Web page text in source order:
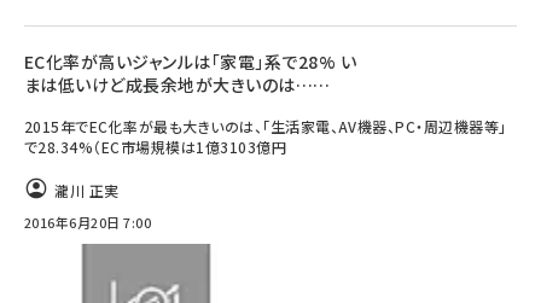
EC化率が高いジャンルは「家電」系で28% い
まは低いけど成長余地が大きいのは……
2015年でEC化率が最も大きいのは、「生活家電、AV機器、PC・周辺機器等」
で28.34%（EC市場規模は1億3103億円
瀧川 正実
2016年6月20日 7:00